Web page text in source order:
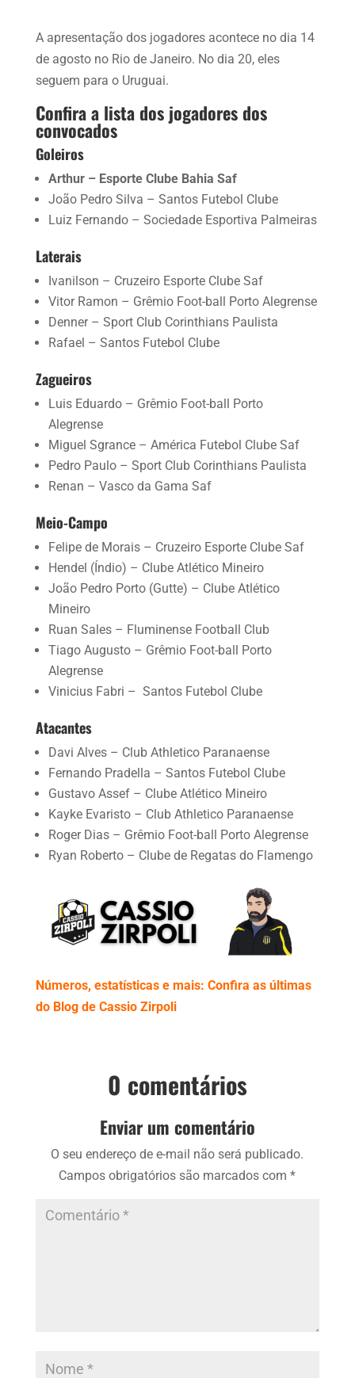
A apresentação dos jogadores acontece no dia 14
de agosto no Rio de Janeiro. No dia 20, eles
seguem para o Uruguai.
Confira a lista dos jogadores dos
convocados
Goleiros
Arthur – Esporte Clube Bahia Saf
João Pedro Silva – Santos Futebol Clube
Luiz Fernando – Sociedade Esportiva Palmeiras
Laterais
Ivanilson – Cruzeiro Esporte Clube Saf
Vitor Ramon – Grêmio Foot-ball Porto Alegrense
Denner – Sport Club Corinthians Paulista
Rafael – Santos Futebol Clube
Zagueiros
Luis Eduardo – Grêmio Foot-ball Porto
Alegrense
Miguel Sgrance – América Futebol Clube Saf
Pedro Paulo – Sport Club Corinthians Paulista
Renan – Vasco da Gama Saf
Meio-Campo
Felipe de Morais – Cruzeiro Esporte Clube Saf
Hendel (Índio) – Clube Atlético Mineiro
João Pedro Porto (Gutte) – Clube Atlético
Mineiro
Ruan Sales – Fluminense Football Club
Tiago Augusto – Grêmio Foot-ball Porto
Alegrense
Vinicius Fabri – Santos Futebol Clube
Atacantes
Davi Alves – Club Athletico Paranaense
Fernando Pradella – Santos Futebol Clube
Gustavo Assef – Clube Atlético Mineiro
Kayke Evaristo – Club Athletico Paranaense
Roger Dias – Grêmio Foot-ball Porto Alegrense
Ryan Roberto – Clube de Regatas do Flamengo
Números, estatísticas e mais: Confira as últimas
do Blog de Cassio Zirpoli
0 comentários
Enviar um comentário
O seu endereço de e-mail não será publicado.
Campos obrigatórios são marcados com*